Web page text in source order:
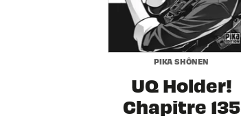
PIKA SHÔNEN
UQ Holder!
Chapitre 135